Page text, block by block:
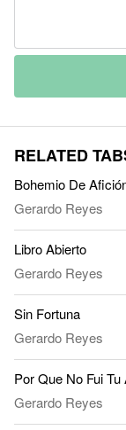
RELATED
Bohemio De
Gerardo Reyes
Libro Abierto
Gerardo Reyes
Sin Fortuna
Gerardo Reyes
Por Que No Fui Tu
Gerardo Reyes